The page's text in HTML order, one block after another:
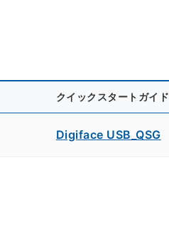
クイックスタートガイド
Digiface USB_QSG